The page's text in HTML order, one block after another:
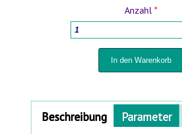
HOLZBEARBEITUNGSMASCHINEN
HAUSHALTSWAREN
TÖPFE FÜR PFLANZEN UND UMPFLANZEN
SPRÜHGERÄTE UND BEWÄSSERUNGSSYSTEME
Anzahl *
Horizontal Tabs
Beschreibung(
Parameter